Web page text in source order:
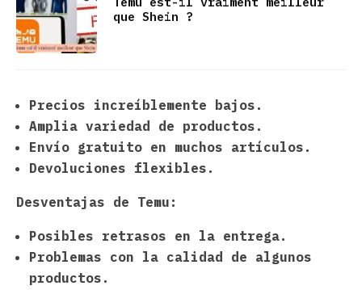
que Shein ?
Precios increíblemente bajos.
Amplia variedad de productos.
Envío gratuito en muchos artículos.
Devoluciones flexibles.
Desventajas de Temu:
Posibles retrasos en la entrega.
Problemas con la calidad de algunos
productos.